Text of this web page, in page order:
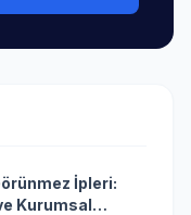
İpleri:
Kurumsal